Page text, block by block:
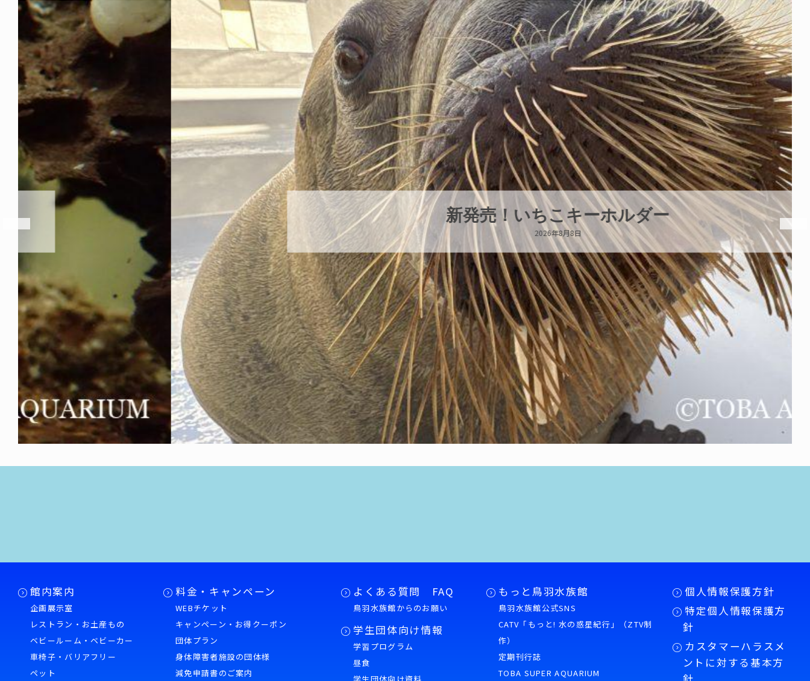
新発売！いちこキーホルダー
2026年8月8日
館内案内
企画展示室
レストラン・お土産もの
ベビールーム・ベビーカー
車椅子・バリアフリー
ペット
料金・キャンペーン
WEBチケット
キャンペーン・お得クーポン
団体プラン
身体障害者施設の団体様
減免申請書のご案内
よくある質問 FAQ
鳥羽水族館からのお願い
学生団体向け情報
学習プログラム
昼食
もっと鳥羽水族館
鳥羽水族館公式SNS
CATV「もっと! 水の惑星紀行」（ZTV制
作）
定期刊行誌
TOBA SUPER AQUARIUM
個人情報保護方針
特定個人情報保護方
針
カスタマーハラスメ
ントに対する基本方